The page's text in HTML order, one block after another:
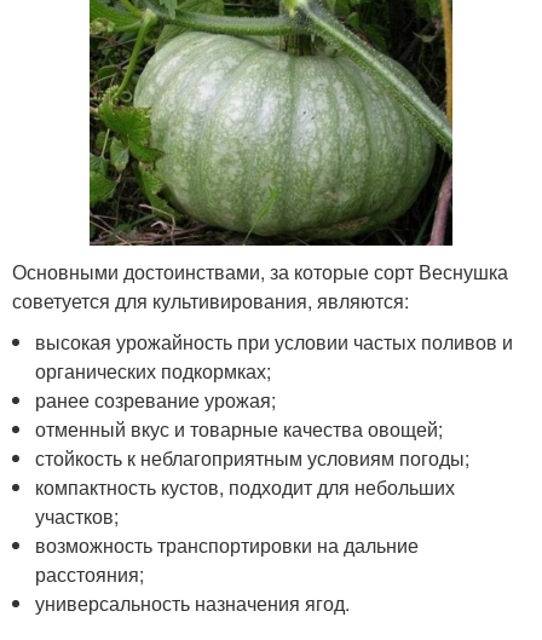
Основными достоинствами, за которые сорт Веснушка
советуется для культивирования, являются:
высокая урожайность при условии частых поливов и
органических подкормках;
ранее созревание урожая;
отменный вкус и товарные качества овощей;
стойкость к неблагоприятным условиям погоды;
компактность кустов, подходит для небольших
участков;
возможность транспортировки на дальние
расстояния;
универсальность назначения ягод.